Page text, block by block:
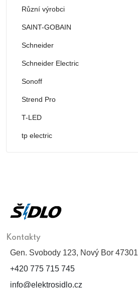
Různí výrobci
SAINT-GOBAIN
Schneider
Schneider Electric
Sonoff
Strend Pro
T-LED
tp electric
Kontakty
Gen. Svobody 123, Nový Bor 47301
+420 775 715 745
info@elektrosidlo.cz